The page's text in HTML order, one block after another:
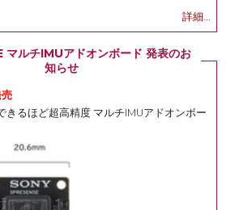
詳細...
マルチIMUアドオンボード 発表のお
知らせ
きるほど超高精度 マルチIMUアドオンボー